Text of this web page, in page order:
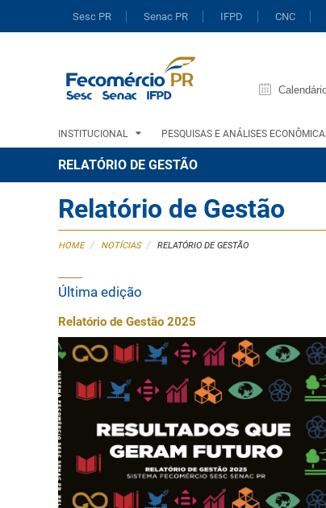
Sesc PR Senac PR IFPD CNC
INSTITUCIONAL PESQUISAS E ANÁLISES
RELATÓRIO DE GESTÃO
Relatório de Gestão
HOME / NOTÍCIAS / RELATÓRIO DE GESTÃO
Última edição
Relatório de Gestão 2025